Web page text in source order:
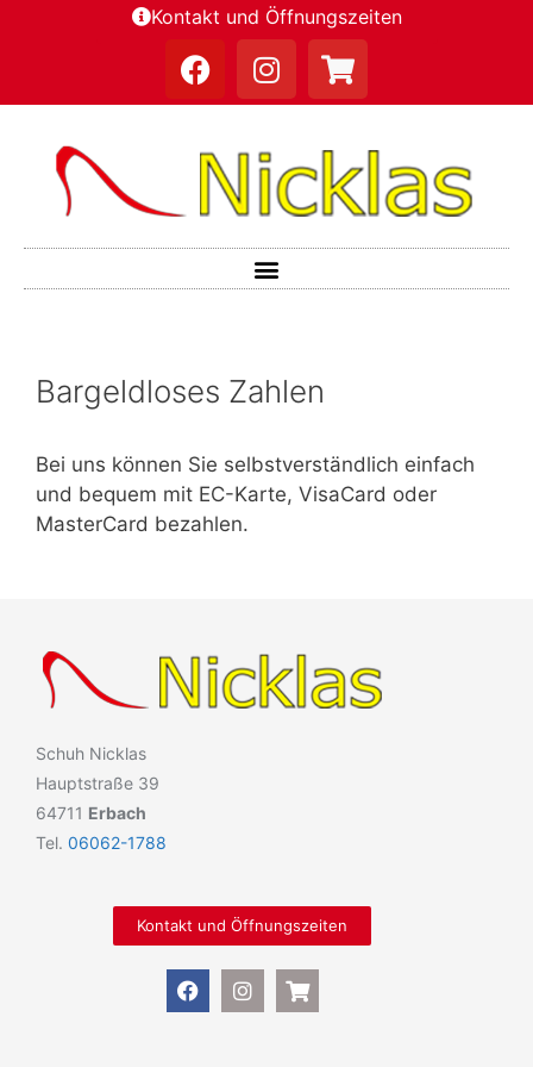
Kontakt und Öffnungszeiten
Bargeldloses Zahlen
Bei uns können Sie selbstverständlich einfach
und bequem mit EC-Karte, VisaCard oder
MasterCard bezahlen.
Schuh Nicklas
Hauptstraße 39
64711 Erbach
Tel. 06062-1788
Kontakt und Öffnungszeiten